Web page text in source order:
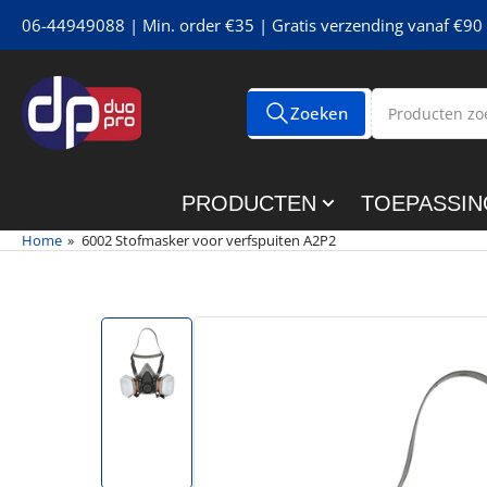
naar
content
06-44949088 | Min. order €35 | Gratis verzending vanaf €90
Alle tags
Producten
zoekenZoeken
PRODUCTEN
Home » 6002 Stofmasker voor verfspuiten A2P2
Meteen
naar